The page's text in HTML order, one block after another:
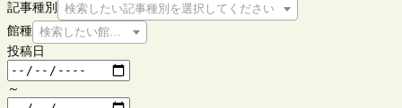
記事種別
検索したい記事種別を選択してください
館種 検索したい館種を選択してください
投稿日
～